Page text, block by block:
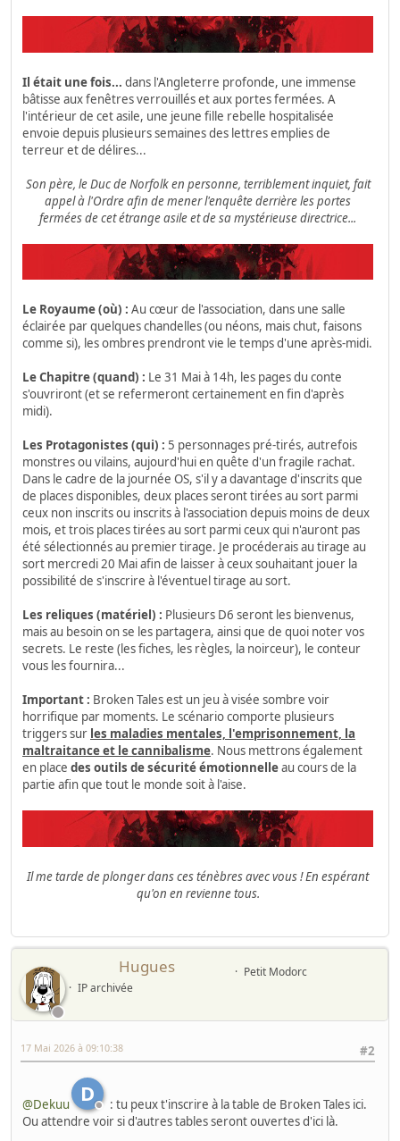
Il était une fois... dans l'Angleterre profonde, une immense
bâtisse aux fenêtres verrouillés et aux portes fermées. A
l'intérieur de cet asile, une jeune fille rebelle hospitalisée
envoie depuis plusieurs semaines des lettres emplies de
terreur et de délires...
Son père, le Duc de Norfolk en personne, terriblement inquiet, fait
appel à l'Ordre afin de mener l'enquête derrière les portes
fermées de cet étrange asile et de sa mystérieuse directrice...
Le Royaume (où) : Au cœur de l'association, dans une salle
éclairée par quelques chandelles (ou néons, mais chut, faisons
comme si), les ombres prendront vie le temps d'une après-midi.
Le Chapitre (quand) : Le 31 Mai à 14h, les pages du conte
s'ouvriront (et se refermeront certainement en fin d'après
midi).
Les Protagonistes (qui) : 5 personnages pré-tirés, autrefois
monstres ou vilains, aujourd'hui en quête d'un fragile rachat.
Dans le cadre de la journée OS, s'il y a davantage d'inscrits que
de places disponibles, deux places seront tirées au sort parmi
ceux non inscrits ou inscrits à l'association depuis moins de deux
mois, et trois places tirées au sort parmi ceux qui n'auront pas
été sélectionnés au premier tirage. Je procéderais au tirage au
sort mercredi 20 Mai afin de laisser à ceux souhaitant jouer la
possibilité de s'inscrire à l'éventuel tirage au sort.
Les reliques (matériel) : Plusieurs D6 seront les bienvenus,
mais au besoin on se les partagera, ainsi que de quoi noter vos
secrets. Le reste (les fiches, les règles, la noirceur), le conteur
vous les fournira...
Important : Broken Tales est un jeu à visée sombre voir
horrifique par moments. Le scénario comporte plusieurs
triggers sur les maladies mentales, l'emprisonnement, la
maltraitance et le cannibalisme. Nous mettrons également
en place des outils de sécurité émotionnelleau cours de la
partie afin que tout le monde soit à l'aise.
Il me tarde de plonger dans ces ténèbres avec vous ! En espérant
qu'on en revienne tous.
Hugues
Petit Modorc
IP archivée
#2
17 Mai 2026 à 09:10:38
@Dekuu D
: tu peux t'inscrire à la table de Broken Tales ici.
Ou attendre voir si d'autres tables seront ouvertes d'ici là.